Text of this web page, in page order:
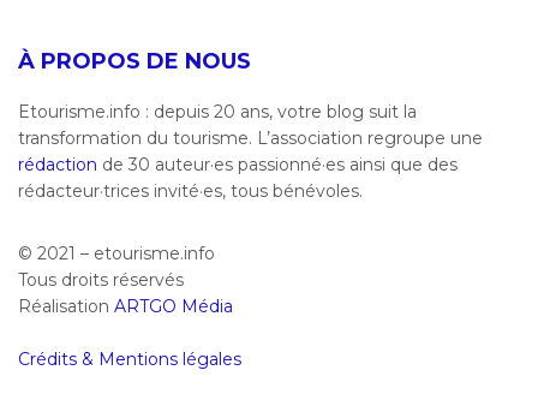
À PROPOS DE NOUS
Etourisme.info : depuis 20 ans, votre blog suit la
transformation du tourisme. L’association regroupe une
rédaction de 30 auteur·es passionné·es ainsi que des
rédacteur·trices invité·es, tous bénévoles.
© 2021 – etourisme.info
Tous droits réservés
Réalisation ARTGO Média
Crédits & Mentions légales